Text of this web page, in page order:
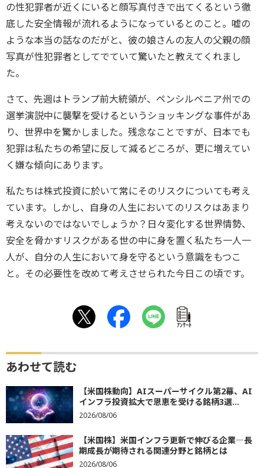
の性犯罪者が近くにいると顔写真付きで出てくるという徹
底した安全情報が流れるようになっているとのこと。嘘の
ような本当の話なのだがと、彼の娘さんの友人の父親の顔
写真が性犯罪者としてでていて驚いたと教えてくれまし
た。
さて、先週はトランプ前大統領が、ペンシルベニア州での
選挙演説中に襲撃を受けるというショッキングな事件があ
り、世界中を驚かしました。残念なことですが、日本でも
犯罪は私たちの希望に反して減るどころが、更に増えてい
く嫌な傾向にあります。
私たちは株式投資に於いて常にそのリスクについても考え
ています。しかし、自身の人生においてのリスクはあまり
考えないのではないでしょうか？日々変化する世界情勢、
安全を脅かすリスクがある世の中に身を置く私たち一人一
人が、自分の人生において身を守るという意識をもつこ
と。その必要性を改めて考えさせられた今日この頃です。
ｱﾝｹｰﾄ
あわせて読む
【米国株動向】AIスーパーサイクル第2幕、AI
インフラ投資拡大で恩恵を受ける銘柄3選...
2026/08/06
【米国株】米国インフラ更新で伸びる企業―長
期成長が期待される関連分野と銘柄とは
2026/08/06